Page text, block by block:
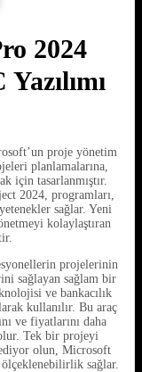
2024
proje yönetim
planlamalarına,
için tasarlanmıştır.
2024, programları,
sağlar. Yeni
kolaylaştıran
projelerinin
sağlayan sağlam bir
ve bankacılık
kullanılır. Bu araç
ve fiyatlarını daha
Tek bir projeyi
olun, Microsoft
sağlar.